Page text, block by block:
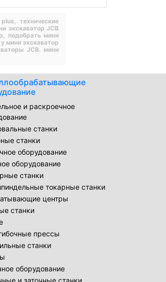
plus,технические
экскаватор JCB
подобрать мини
мини экскаватор
JCB. мини
и раскроечное
станки
станки
оборудование
оборудование
станки
токарные станки
центры
станки
прессы
станки
оборудование
и заточные станки